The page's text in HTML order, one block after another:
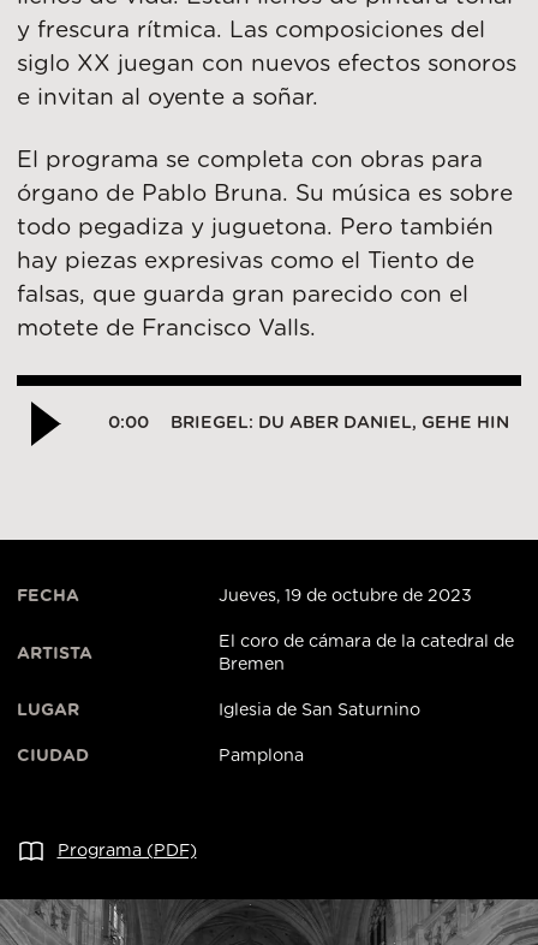
y frescura rítmica. Las composiciones del
siglo XX juegan con nuevos efectos sonoros
e invitan al oyente a soñar.
El programa se completa con obras para
órgano de Pablo Bruna. Su música es sobre
todo pegadiza y juguetona. Pero también
hay piezas expresivas como el Tiento de
falsas, que guarda gran parecido con el
motete de Francisco Valls.
0:00 BRIEGEL: DU ABER DANIEL, GEHE HIN
FECHA Jueves, 19 de octubre de 2023
ARTISTA
El coro de cámara de la catedral de
Bremen
LUGAR Iglesia de San Saturnino
CIUDAD Pamplona
Programa (PDF)